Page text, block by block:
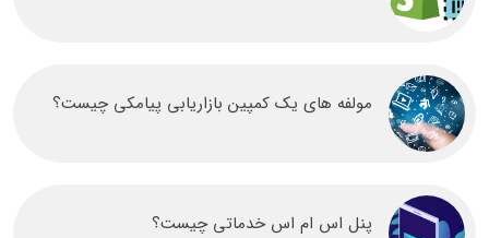
مولفه های یک کمپین بازاریابی پیامکی چیست؟
پنل اس ام اس خدماتی چیست؟